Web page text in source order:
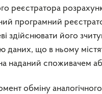
реєстратора
програмний
здійснювати його
даних, що в ньому
наданий споживачем
обміну